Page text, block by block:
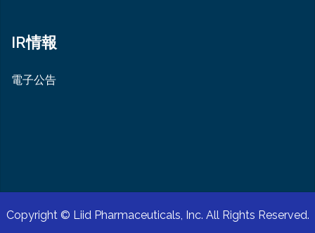
IR情報
電子公告
Copyright © Liid Pharmaceuticals, Inc. All Rights Reserved.